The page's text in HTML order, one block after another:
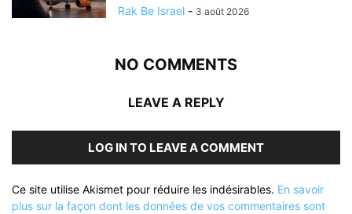
Rak Be Israel - 3 août 2026
NO COMMENTS
LEAVE A REPLY
LOG IN TO LEAVE A COMMENT
Ce site utilise Akismet pour réduire les indésirables. En savoir
plus sur la façon dont les données de vos commentaires sont